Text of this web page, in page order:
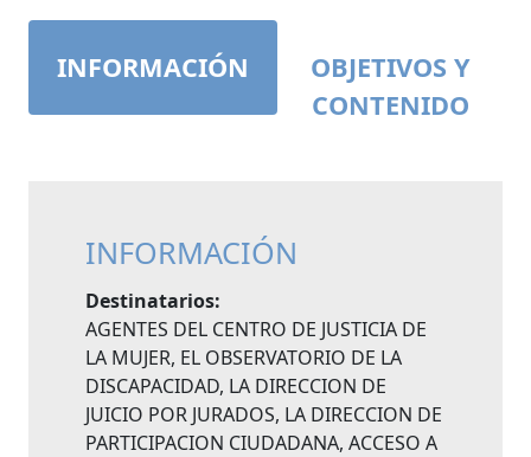
INFORMACIÓN
OBJETIVOS Y
CONTENIDO
INFORMACIÓN
Destinatarios:
AGENTES DEL CENTRO DE JUSTICIA DE
LA MUJER, EL OBSERVATORIO DE LA
DISCAPACIDAD, LA DIRECCION DE
JUICIO POR JURADOS, LA DIRECCION DE
PARTICIPACION CIUDADANA, ACCESO A